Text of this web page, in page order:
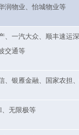
润物业、怡城物业等
、一汽大众、顺丰速运
交通等
、银雁金融、国家农担
、无限极等